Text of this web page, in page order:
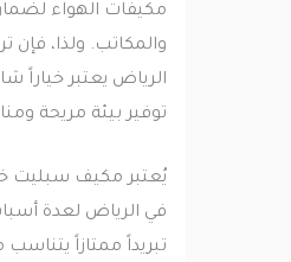
مكيفات الهواء لضمان
والمكاتب. ولذا، فإن
الرياض يعتبر خياراً شائعاً
توفير بيئة مريحة
يُعتبر مكيف سبليت خياراً
في الرياض لعدة أسباب.
تبريداً ممتازاً يتناسب